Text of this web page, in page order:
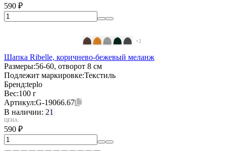
590 ₽
+2
Шапка Ribelle, коричнево-бежевый меланж
Размеры:56-60, отворот 8 см
Подлежит маркировке:Текстиль
Бренд:teplo
Вес:100 г
Артикул:G-19066.67
В наличии: 21
ЦЕНА:
590 ₽